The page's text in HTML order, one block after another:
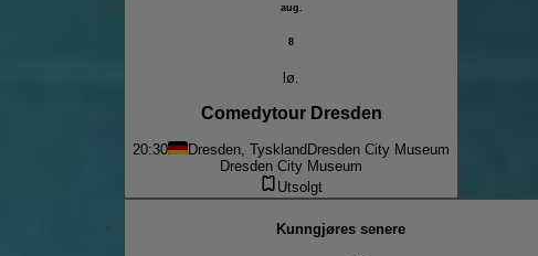
aug.
8
lø.
Comedytour Dresden
20:30 Dresden, TysklandDresden City Museum
Dresden City Museum
Utsolgt
Kunngjøres senere